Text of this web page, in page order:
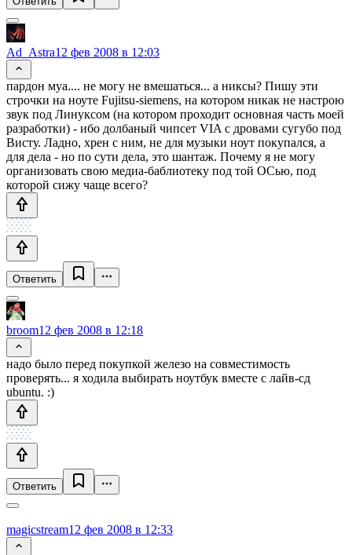
Ad_Astra12 фев 2008 в 12:03
пардон муа.... не могу не вмешаться... а никсы? Пишу эти
строчки на ноуте Fujitsu-siemens, на котором никак не настрою
звук под Линуксом (на котором проходит основная часть моей
разработки) - ибо долбаный чипсет VIA с дровами сугубо под
Висту. Ладно, хрен с ним, не для музыки ноут покупался, а
для дела - но по сути дела, это шантаж. Почему я не могу
организовать свою медиа-баблиотеку под той ОСью, под
которой сижу чаще всего?
Ответить
broom12 фев 2008 в 12:18
надо было перед покупкой железо на совместимость
проверять... я ходила выбирать ноутбук вместе с лайв-сд
ubuntu. :)
Ответить
magicstream12 фев 2008 в 12:33